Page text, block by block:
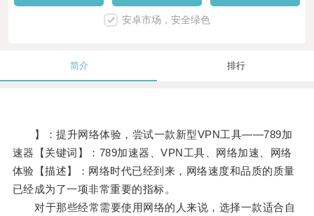
安卓市场，安全绿色
简介 排行
】：提升网络体验，尝试一款新型VPN工具——789加
速器【关键词】：789加速器、VPN工具、网络加速、网络
体验【描述】：网络时代已经到来，网络速度和品质的质量
已经成为了一项非常重要的指标。
对于那些经常需要使用网络的人来说，选择一款适合自